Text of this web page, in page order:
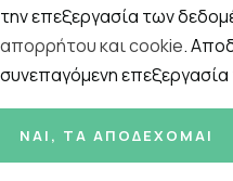
41
την επεξεργασία των
απορρήτου και cookie.
συνεπαγόμενη
ΝΑΙ, ΤΑ ΑΠΟΔΈΧΟΜΑΙ